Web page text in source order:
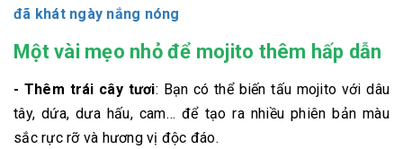
đã khát ngày nắng nóng
Một vài mẹo nhỏ để mojito thêm hấp dẫn
- Thêm trái cây tươi: Bạn có thể biến tấu mojito với dâu
tây, dứa, dưa hấu, cam… để tạo ra nhiều phiên bản màu
sắc rực rỡ và hương vị độc đáo.